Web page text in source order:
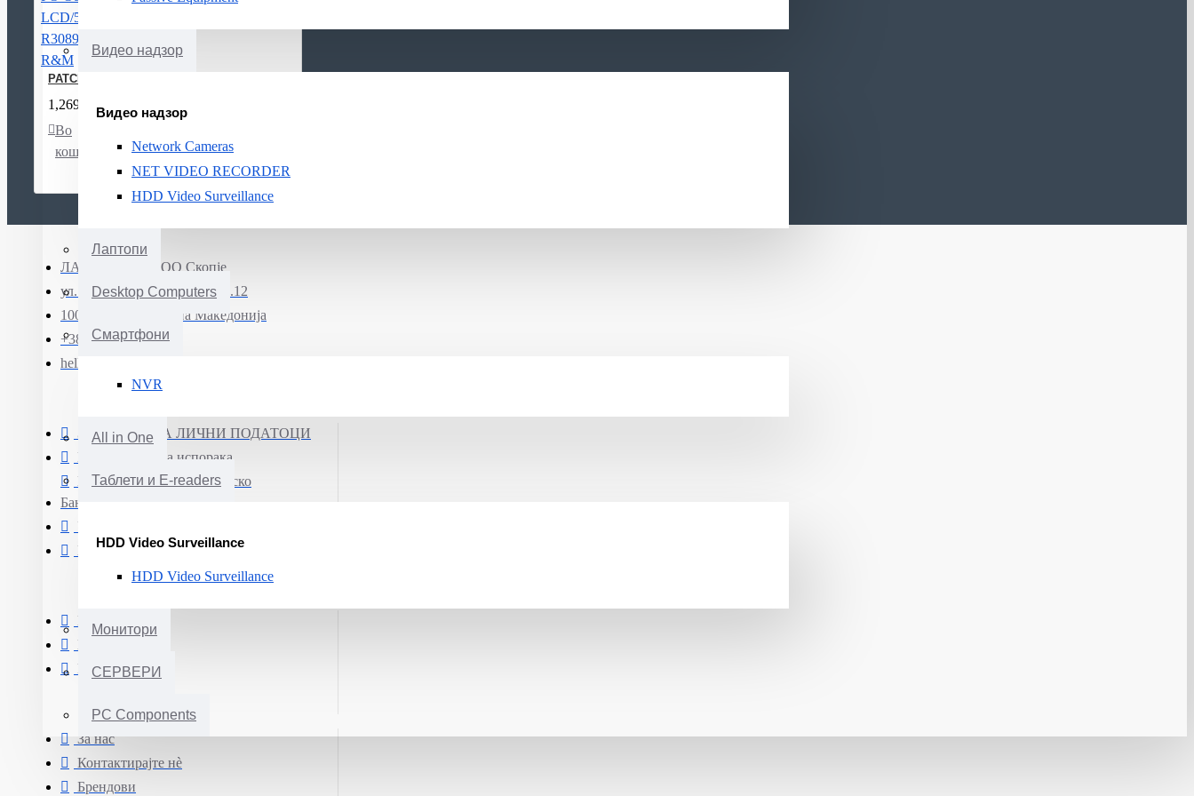
Видео надзор
Видео надзор
Network Cameras
NET VIDEO RECORDER
HDD Video Surveillance
Лаптопи
Desktop Computers
Смартфони
NVR
All in One
Таблети и E-readers
HDD Video Surveillance
HDD Video Surveillance
Монитори
СЕРВЕРИ
PC Components
PATCH CABLE FO OS2 LCD/5M R308905 R&M
1,269ден.
Во
кошничка
на
желби
ЛАПТОП МК ДОО Скопје
ул. Јадранска магистрала бр.12
1000 Скопје, Северна Македонија
+389 (0)71 331 190
hello@smartphone.mk
ЗАШТИТА НА ЛИЧНИ ПОДАТОЦИ
Информации за испорака
Плаќање преку Електронско
Банкарство
Услови и правила за купување
Гаранција на производи
Мој профил
Нарачки
Е-Билтен
За нас
Контактирајте нè
Брендови